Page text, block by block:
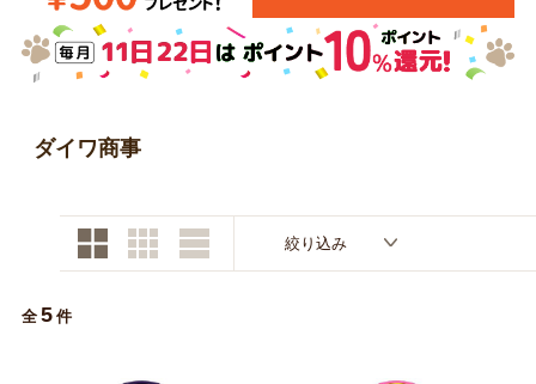
美容・ケア用品 服・おさんぽ用品
日用品（デイリー）
トリマーグッズ
商品リクエスト
お問い合わせ
ダイワ商事
絞り込み
全 5 件